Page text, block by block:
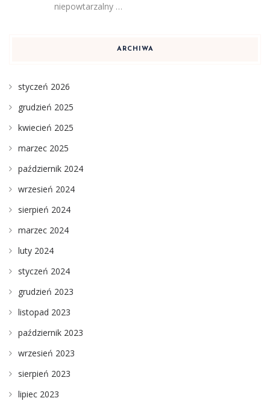
niepowtarzalny …
ARCHIWA
styczeń 2026
grudzień 2025
kwiecień 2025
marzec 2025
październik 2024
wrzesień 2024
sierpień 2024
marzec 2024
luty 2024
styczeń 2024
grudzień 2023
listopad 2023
październik 2023
wrzesień 2023
sierpień 2023
lipiec 2023